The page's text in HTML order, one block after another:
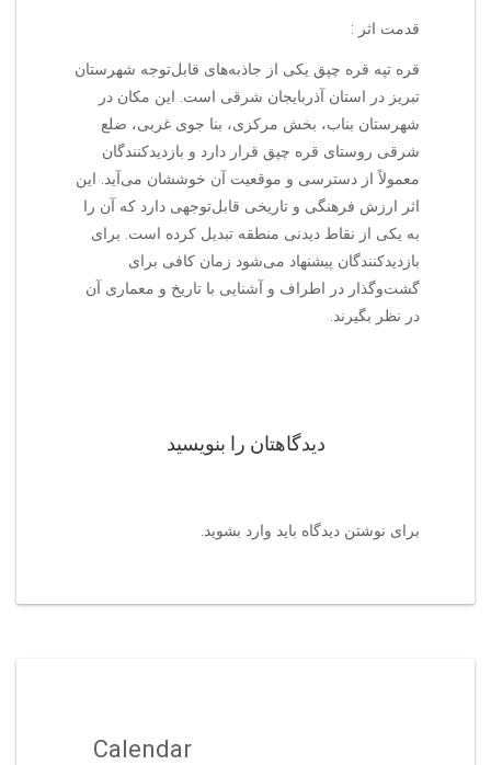
قدمت اثر :
قره تپه قره چپق یکی از جاذبه‌های قابل‌توجه شهرستان
تبریز در استان آذربایجان شرقی است. این مکان در
شهرستان بناب، بخش مرکزی، بنا جوی غربی، ضلع
شرقی روستای قره چپق قرار دارد و بازدیدکنندگان
معمولاً از دسترسی و موقعیت آن خوششان می‌آید. این
اثر ارزش فرهنگی و تاریخی قابل‌توجهی دارد که آن را
به یکی از نقاط دیدنی منطقه تبدیل کرده است. برای
بازدیدکنندگان پیشنهاد می‌شود زمان کافی برای
گشت‌وگذار در اطراف و آشنایی با تاریخ و معماری آن
در نظر بگیرند.
دیدگاهتان را بنویسید
برای نوشتن دیدگاه باید وارد بشوید
Calendar